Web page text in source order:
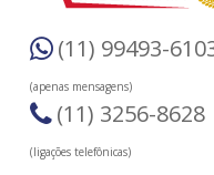
(11) 99493-
(apenas mensagens)
(11) 3256-8628
(ligações telefônicas)